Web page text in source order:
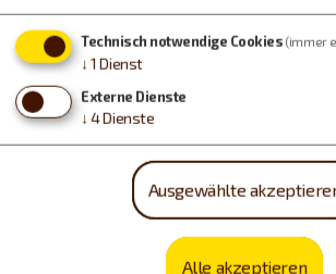
Urlaub machen,
trinken…
Technisch notwendige Cookies (immer
↓ 1 Dienst
Externe Dienste
↓ 4Dienste
Ausgewählte
Alle akzeptieren